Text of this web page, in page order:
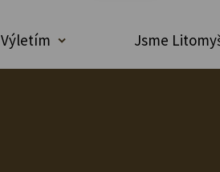
Výletím Jsme